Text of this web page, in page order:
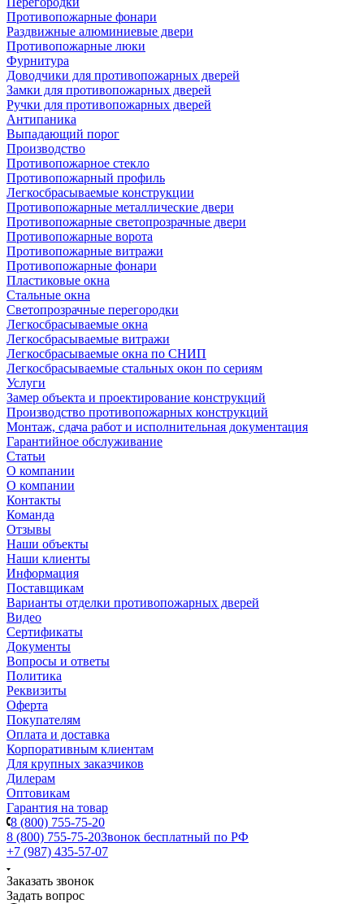
Противопожарные фонари
Раздвижные алюминиевые двери
Противопожарные люки
Фурнитура
Доводчики для противопожарных дверей
Замки для противопожарных дверей
Ручки для противопожарных дверей
Антипаника
Выпадающий порог
Производство
Противопожарное стекло
Противопожарный профиль
Легкосбрасываемые конструкции
Противопожарные металлические двери
Противопожарные светопрозрачные двери
Противопожарные ворота
Противопожарные витражи
Противопожарные фонари
Пластиковые окна
Стальные окна
Светопрозрачные перегородки
Легкосбрасываемые окна
Легкосбрасываемые витражи
Легкосбрасываемые окна по СНИП
Легкосбрасываемые стальных окон по сериям
Услуги
Замер объекта и проектирование конструкций
Производство противопожарных конструкций
Монтаж, сдача работ и исполнительная документация
Гарантийное обслуживание
Статьи
О компании
О компании
Контакты
Команда
Отзывы
Наши объекты
Наши клиенты
Информация
Поставщикам
Варианты отделки противопожарных дверей
Видео
Сертификаты
Документы
Вопросы и ответы
Политика
Реквизиты
Оферта
Покупателям
Оплата и доставка
Корпоративным клиентам
Для крупных заказчиков
Дилерам
Оптовикам
Гарантия на товар
8 (800) 755-75-20
8 (800) 755-75-20Звонок бесплатный по РФ
+7 (987) 435-57-07
Заказать звонок
Задать вопрос